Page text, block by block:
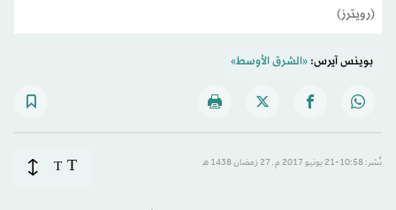
(رويترز)
بوينس آيرس:«الشرق الأوسط»
نُشر: 10:58-21 يونيو 2017 م ـ 27 رَمضان 1438 هـ T
T